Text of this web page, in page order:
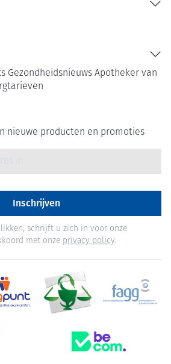
Gezondheidsnieuws Apotheker van
nieuwe producten en promoties
Inschrijven
schrijft u zich in voor onze
met onze privacy policy.